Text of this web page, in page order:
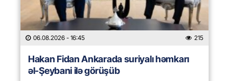
06.08.2026 - 16:45 215
Hakan Fidan Ankarada suriyalı həmkarı
əl-Şeybani ilə görüşüb